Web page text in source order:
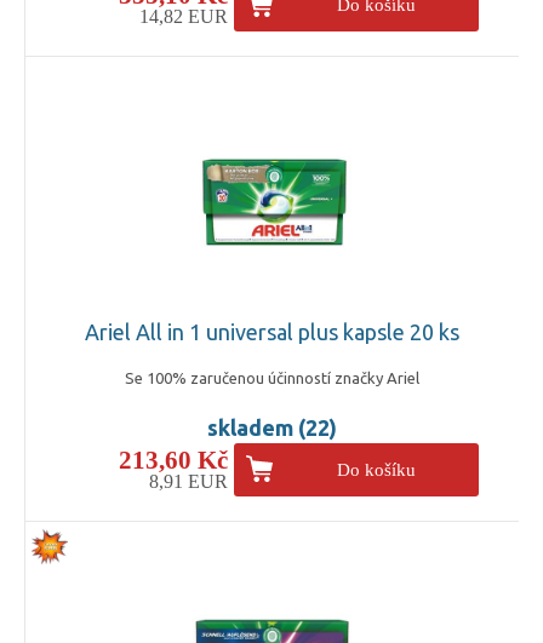
14,82 EUR
Do košíku
Ariel All in 1 universal plus kapsle 20 ks
Se 100% zaručenou účinností značky Ariel
skladem (22)
213,60 Kč
8,91 EUR
Do košíku